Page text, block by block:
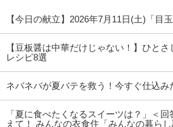
【今日の献立】2026年7月11日(土)「目
【豆板醤は中華だけじゃない！】ひと
レシピ8選
ネバネバが夏バテを救う！今すぐ仕込み
「夏に食べたくなるスイーツは？」＜
えて！ みんなの衣食住「みんなの暮ら